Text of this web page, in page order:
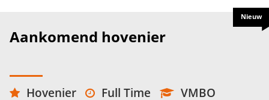
Aankomend hovenier
Hovenier Full Time VMBO
Nieuw